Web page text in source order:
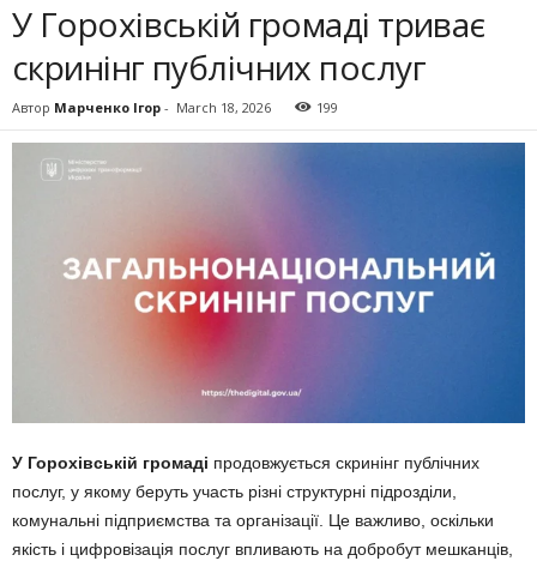
У Горохівській громаді триває
скринінг публічних послуг
Автор Марченко Ігор - March 18, 2026 199
У Горохівській громаді продовжується скринінг публічних
послуг, у якому беруть участь різні структурні підрозділи,
комунальні підприємства та організації. Це важливо, оскільки
якість і цифровізація послуг впливають на добробут мешканців,